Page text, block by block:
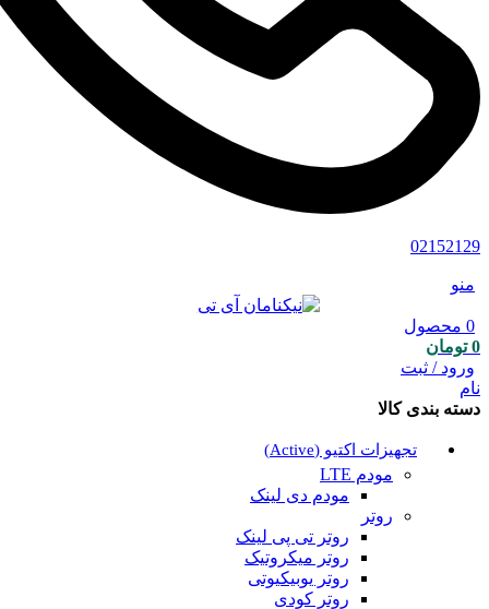
02152129
منو
0 محصول
0 تومان
ورود / ثبت
نام
دسته بندی کالا
تجهیزات اکتیو (Active)
مودم LTE
مودم دی لینک
روتر
روتر تی پی لینک
روتر میکروتیک
روتر یوبیکیوتی
روتر کودی